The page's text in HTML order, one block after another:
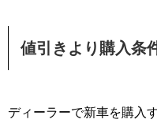
値引きより購入条
ディーラーで新車を購入